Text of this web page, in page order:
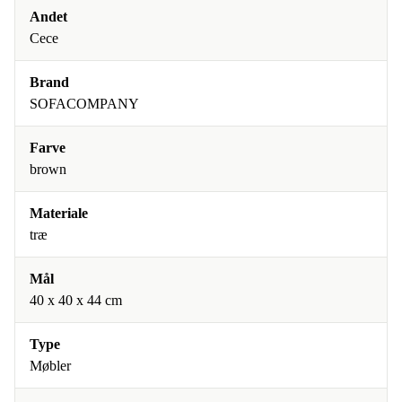
Andet
Cece
Brand
SOFACOMPANY
Farve
brown
Materiale
træ
Mål
40 x 40 x 44 cm
Type
Møbler